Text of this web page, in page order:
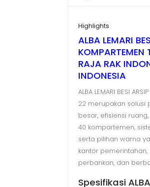
Highlights
ALBA LEMARI
RAJA RAK
INDONESIA
ALBA LEMARI BESI
22 merupakan
besar, efisiensi
40 kompartemen,
serta pilihan warna
kantor pemerintahan,
perbankan, dan
Spesifikasi ALBA